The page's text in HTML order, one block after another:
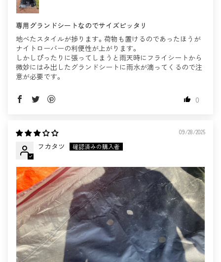
専用グランドシートなのでサイズピッタリ
地べたスタイルが捗ります。荷物も置けるのであったほうが
ナイトローバーの利便性が上がります。
しかしぴったりに張ってしまうと雨天時にフライシートから
微妙にはみ出したグランドシートに雨水が滴ってくるので注
意が必要です。
0
09/28/2025
フカタツ